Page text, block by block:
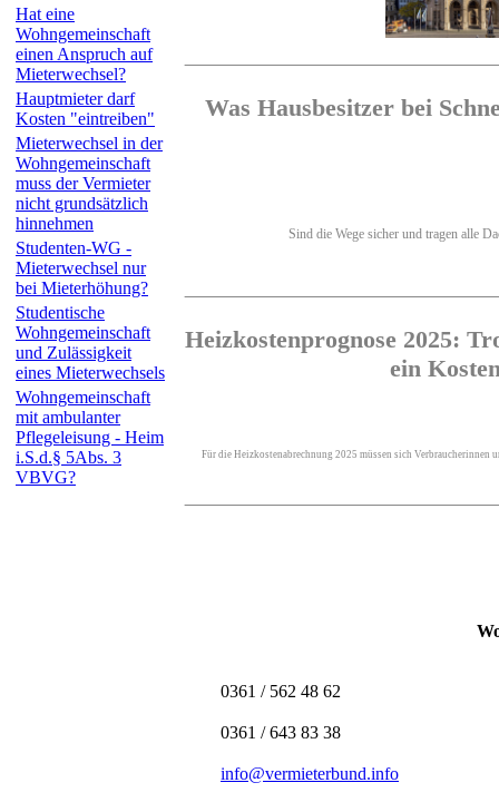
Hat eine
Wohngemeinschaft
einen Anspruch auf
Mieterwechsel?
Hauptmieter darf
Kosten "eintreiben"
Mieterwechsel in der
Wohngemeinschaft
muss der Vermieter
nicht grundsätzlich
hinnehmen
Studenten-WG -
Mieterwechsel nur
bei Mieterhöhung?
Studentische
Wohngemeinschaft
und Zulässigkeit
eines Mieterwechsels
Wohngemeinschaft
mit ambulanter
Pflegeleisung - Heim
i.S.d.§ 5Abs. 3
VBVG?
Was Hausbesitzer bei
Sind die Wege sicher und tragen alle
Heizkostenprognose 2025:
ein
Für die Heizkostenabrechnung 2025 müssen sich Verbraucherinnen
0361 / 562 48 62
0361 / 643 83 38
info@vermieterbund.info